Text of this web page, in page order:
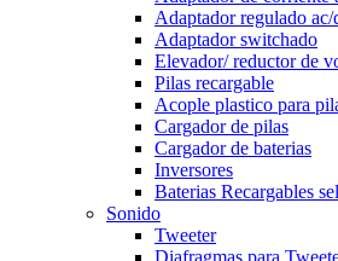
Adaptador regulado ac/
Adaptador switchado
Elevador/ reductor de
Pilas recargable
Acople plastico para
Cargador de pilas
Cargador de baterias
Inversores
Baterias Recargables
Sonido
Tweeter
Diafragmas para